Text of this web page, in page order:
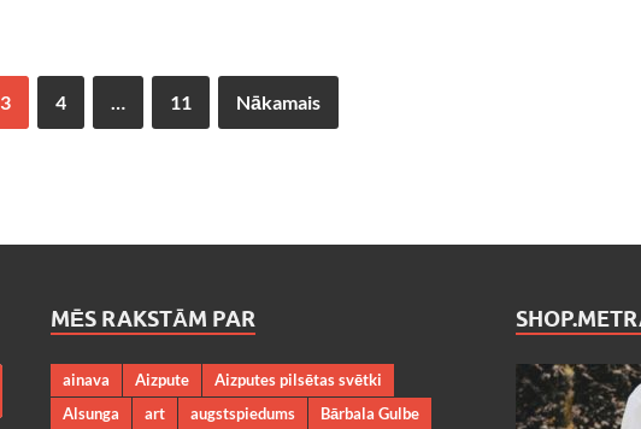
3 4 … 11 Nākamais
MĒS RAKSTĀM PAR
ainava Aizpute
Aizputes pilsētas svētki
Alsunga
art augstspiedums Bārbala Gulbe